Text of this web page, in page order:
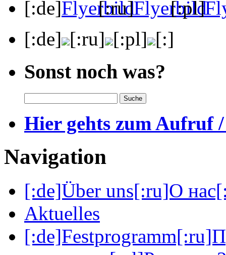
[:de] [:ru]
[:pl]
[:de] [:ru] [:pl] [:]
Sonst noch was?
Hier gehts zum Aufruf
Navigation
[:de]Über uns[:ru]О
Aktuelles